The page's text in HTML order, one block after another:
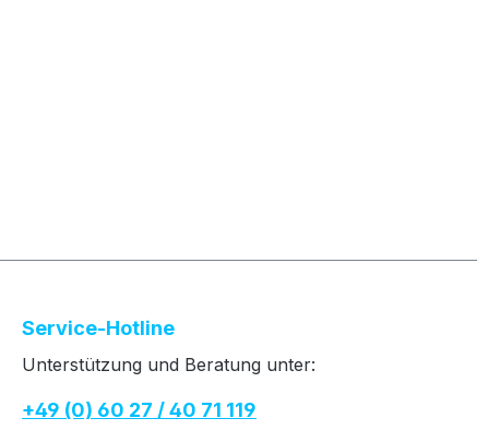
Service-Hotline
Unterstützung und Beratung unter:
+49 (0) 60 27 / 40 71 119